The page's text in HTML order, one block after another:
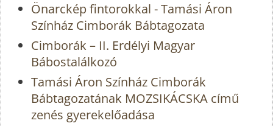
Önarckép fintorokkal - Tamási Áron
Színház Cimborák Bábtagozata
Cimborák – II. Erdélyi Magyar
Bábostalálkozó
Tamási Áron Színház Cimborák
Bábtagozatának MOZSIKÁCSKA című
zenés gyerekelőadása